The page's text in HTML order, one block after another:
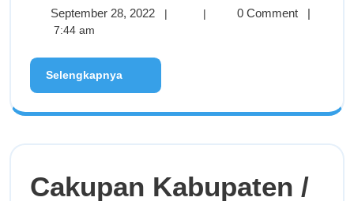
September 28, 2022 | | 0 Comment |
7:44 am
Selengkapnya
Cakupan Kabupaten /